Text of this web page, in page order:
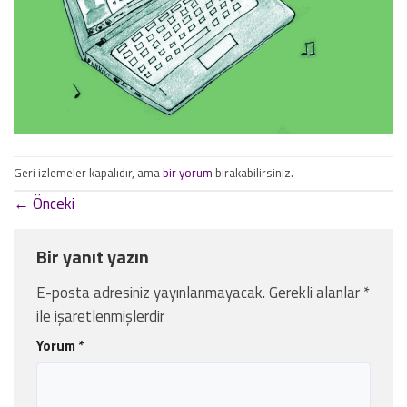
Geri izlemeler kapalıdır, amabir yorum bırakabilirsiniz.
← Önceki
Bir yanıt yazın
E-posta adresiniz yayınlanmayacak.Gerekli alanlar*
ile işaretlenmişlerdir
Yorum *